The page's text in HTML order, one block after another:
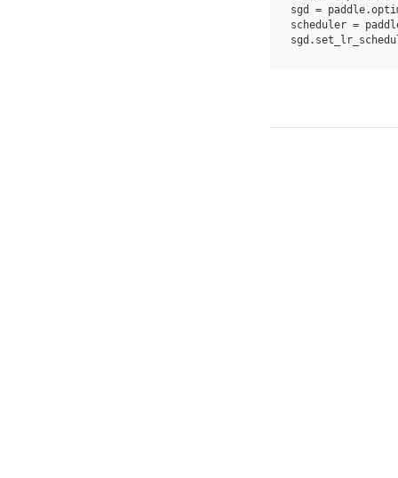
sgd
= paddle.
scheduler =
sgd .